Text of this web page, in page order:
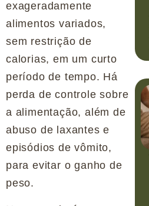
exageradamente
alimentos variados,
sem restrição de
calorias, em um curto
período de tempo. Há
perda de controle sobre
a alimentação, além de
abuso de laxantes e
episódios de vômito,
para evitar o ganho de
peso.